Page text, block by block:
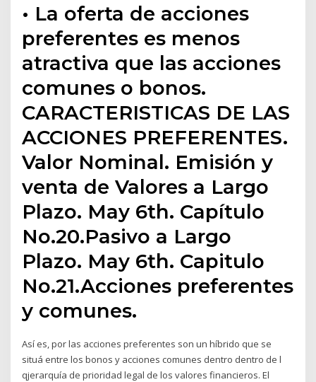
• La oferta de acciones
preferentes es menos
atractiva que las acciones
comunes o bonos.
CARACTERISTICAS DE LAS
ACCIONES PREFERENTES.
Valor Nominal. Emisión y
venta de Valores a Largo
Plazo. May 6th. Capítulo
No.20.Pasivo a Largo
Plazo. May 6th. Capitulo
No.21.Acciones preferentes
y comunes.
Así es, por las acciones preferentes son un híbrido que se
situá entre los bonos y acciones comunes dentro dentro de l
qjerarquía de prioridad legal de los valores financieros. El